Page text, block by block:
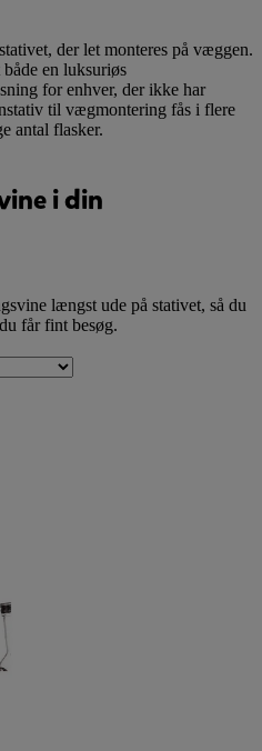
der let monteres på væggen.
en luksuriøs
for enhver, der ikke har
til vægmontering fås i flere
antal flasker.
i din
længst ude på stativet, så du
får fint besøg.